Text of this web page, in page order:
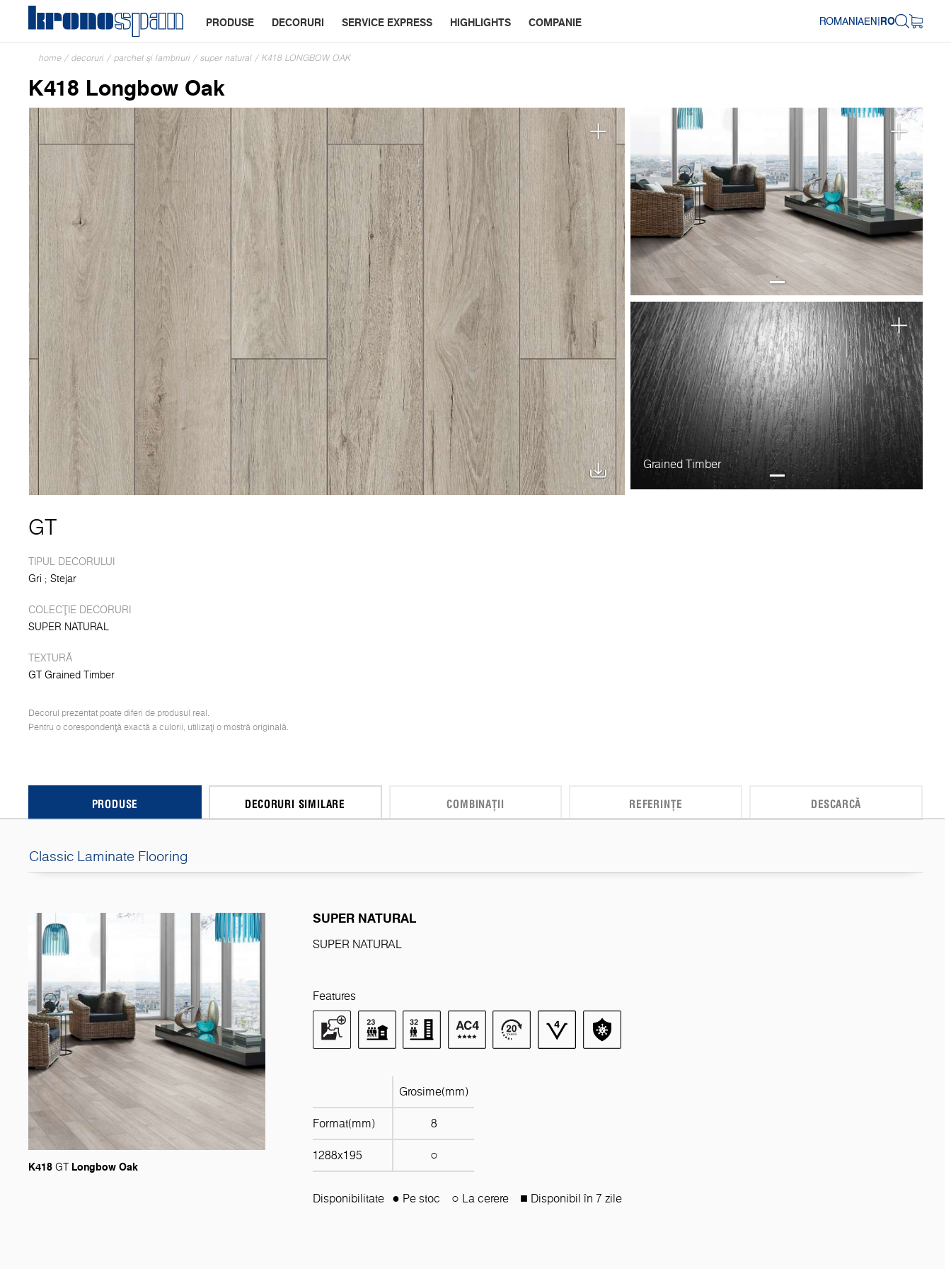
PRODUSE DECORURI SERVICE EXPRESS HIGHLIGHTS COMPANIE ROMANIAEN|RO
home / decoruri / parchet și lambriuri / super natural / K418 LONGBOW OAK
K418 Longbow Oak
Grained Timber
GT
TIPUL DECORULUI
Gri
Stejar
COLECȚIE DECORURI
SUPER NATURAL
TEXTURĂ
GT Grained Timber
Decorul prezentat poate diferi de produsul real.
Pentru o corespondență exactă a culorii, utilizați o mostră originală.
PRODUSE DECORURI SIMILARE COMBINAȚII REFERINȚE DESCARCĂ
Classic Laminate Flooring
K418 GT Longbow Oak
SUPER NATURAL
SUPER NATURAL
Features
Grosime(mm)
Format(mm) 8
1288x195 ○
Disponibilitate ● Pe stoc ○ La cerere ■ Disponibil în 7 zile